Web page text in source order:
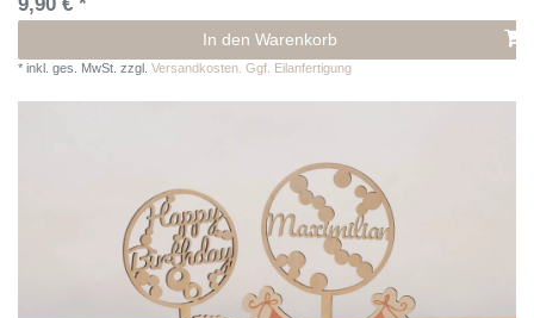
In den Warenkorb
* inkl. ges. MwSt. zzgl. Versandkosten. Ggf. Eilanfertigung